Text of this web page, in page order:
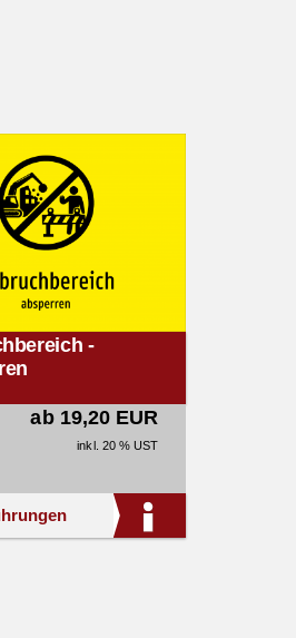
-
ab 19,20 EUR
inkl. 20 % UST